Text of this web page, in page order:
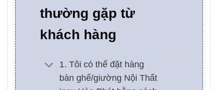
thường gặp từ
khách hàng
1. Tôi có thể đặt hàng
bàn ghế/giường Nội Thất